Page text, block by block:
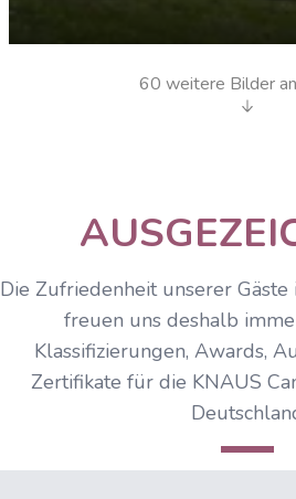
Bullibar Eröffnungsfeier
60 weitere Bilder
Die Zufriedenheit unserer
freuen uns deshalb
Klassifizierungen, Awards,
Zertifikate für die KNAUS